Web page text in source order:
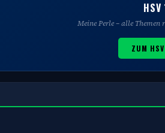
Meine Perle – alle
ZUM